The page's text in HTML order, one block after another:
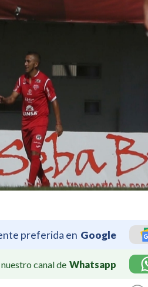
preferida en Google
canal de Whatsapp